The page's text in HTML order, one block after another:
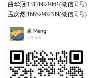
曲华冠:13176829461(微信同号)
孟庆然:16652902789(微信同号)